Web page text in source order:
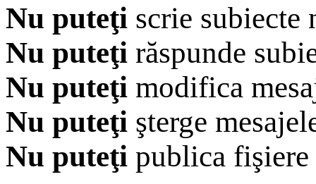
Nu puteţi scrie subiecte
Nu puteţi răspunde
Nu puteţi modifica
Nu puteţi şterge
Nu puteţi publica fişiere